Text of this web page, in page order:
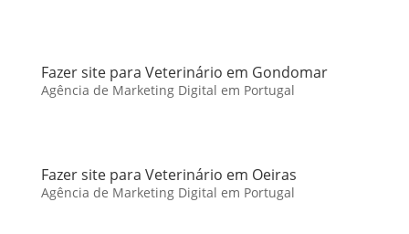
Fazer site para Veterinário em Gondomar
Agência de Marketing Digital em Portugal
Fazer site para Veterinário em Oeiras
Agência de Marketing Digital em Portugal